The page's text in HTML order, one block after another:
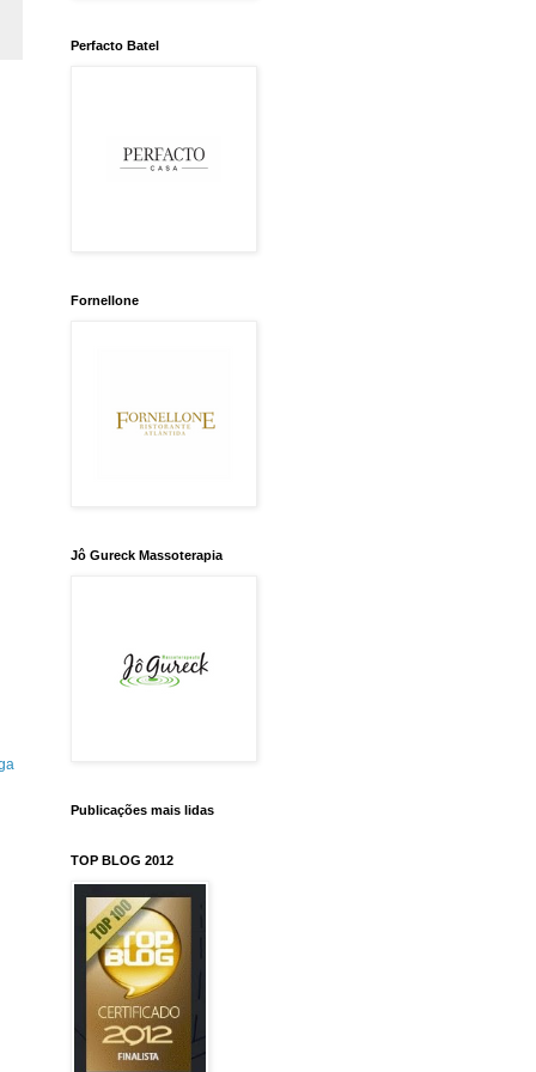
Perfacto Batel
Fornellone
Jô Gureck Massoterapia
Publicações mais lidas
TOP BLOG 2012